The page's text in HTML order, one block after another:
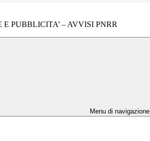
PUBBLICITA’ – AVVISI PNRR
Menu di navigazione